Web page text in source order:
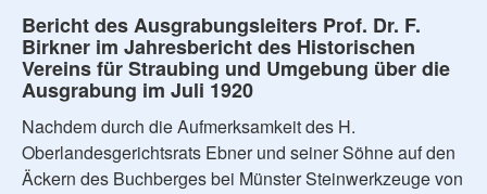
Bericht des Ausgrabungsleiters Prof. Dr. F.
Birkner im Jahresbericht des Historischen
Vereins für Straubing und Umgebung über die
Ausgrabung im Juli 1920
Nachdem durch die Aufmerksamkeit des H.
Oberlandesgerichtsrats Ebner und seiner Söhne auf den
Äckern des Buchberges bei Münster Steinwerkzeuge von